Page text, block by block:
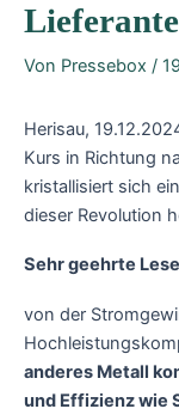
Von Pressebox /
Herisau,
Kurs in Richtung
kristallisiert sich
dieser Revolution
Sehr geehrte
von der
anderes Metall
und Effizienz wie